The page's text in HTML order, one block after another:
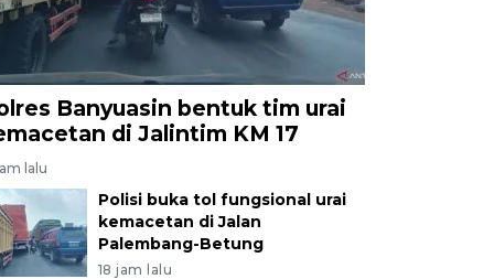
Banyuasin bentuk tim urai
di Jalintim KM 17
lalu
Polisi buka tol fungsional urai
kemacetan di Jalan
Palembang-Betung
18 jam lalu